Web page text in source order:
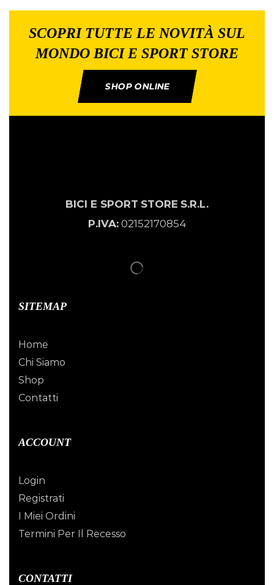
SCOPRI TUTTE LE NOVITÀ SUL
MONDO BICI E SPORT STORE
SHOP ONLINE
BICI E SPORT STORE S.R.L.
P.IVA:02152170854
SITEMAP
Home
Chi Siamo
Shop
Contatti
ACCOUNT
Login
Registrati
I Miei Ordini
Termini Per Il Recesso
CONTATTI